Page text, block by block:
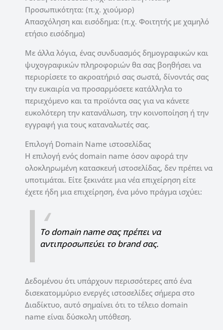
Προσωπικότητα: (π.χ. χιούμορ)
Απασχόληση και εισόδημα: (π.χ. Φοιτητής με χαμηλό
ετήσιο εισόδημα)
Με άλλα λόγια, ένας συνδυασμός δημογραφικών και
ψυχογραφικών πληροφοριών θα σας βοηθήσει να
περιορίσετε το ακροατήριό σας σωστά, δίνοντάς σας
την ευκαιρία να προσαρμόσετε κατάλληλα το
περιεχόμενο και τα προϊόντα σας για να κάνετε
ευκολότερη την κατανάλωση, την κοινοποίηση ή την
εγγραφή για τους καταναλωτές σας.
Επιλογή Domain Name ιστοσελίδας
Η επιλογή ενός domain name όσον αφορά την
ολοκληρωμένη κατασκευή ιστοσελίδας, δεν πρέπει να
υποτιμάται. Είτε ξεκινάτε μια νέα επιχείρηση είτε
έχετε ήδη μια επιχείρηση, ένα μόνο πράγμα ισχύει:
Το domain name σας πρέπει να
αντιπροσωπεύει το brand σας.
Δεδομένου ότι υπάρχουν περισσότερες από ένα
δισεκατομμύριο ενεργές ιστοσελίδες σήμερα στο
Διαδίκτυο, αυτό σημαίνει ότι το τέλειο domain
name είναι δύσκολη υπόθεση.